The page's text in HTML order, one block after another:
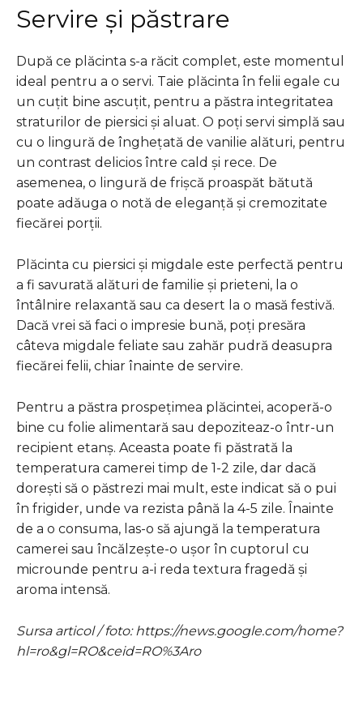
Servire și păstrare
După ce plăcinta s-a răcit complet, este momentul
ideal pentru a o servi. Taie plăcinta în felii egale cu
un cuțit bine ascuțit, pentru a păstra integritatea
straturilor de piersici și aluat. O poți servi simplă sau
cu o lingură de înghețată de vanilie alături, pentru
un contrast delicios între cald și rece. De
asemenea, o lingură de frișcă proaspăt bătută
poate adăuga o notă de eleganță și cremozitate
fiecărei porții.
Plăcinta cu piersici și migdale este perfectă pentru
a fi savurată alături de familie și prieteni, la o
întâlnire relaxantă sau ca desert la o masă festivă.
Dacă vrei să faci o impresie bună, poți presăra
câteva migdale feliate sau zahăr pudră deasupra
fiecărei felii, chiar înainte de servire.
Pentru a păstra prospețimea plăcintei, acoperă-o
bine cu folie alimentară sau depoziteaz-o într-un
recipient etanș. Aceasta poate fi păstrată la
temperatura camerei timp de 1-2 zile, dar dacă
dorești să o păstrezi mai mult, este indicat să o pui
în frigider, unde va rezista până la 4-5 zile. Înainte
de a o consuma, las-o să ajungă la temperatura
camerei sau încălzește-o ușor în cuptorul cu
microunde pentru a-i reda textura fragedă și
aroma intensă.
Sursa articol / foto: https://news.google.com/home?
hl=ro&gl=RO&ceid=RO%3Aro